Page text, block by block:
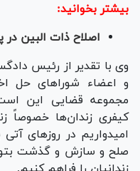
بیشتر بخوانید:
اصلاح ذات البین در
وی با تقدیر از رئیس
و اعضاء شورا‌های حل
مجموعه قضایی این
کیفری زندان‌ها خصوصاً
امیدواریم در روز‌های
صلح و سازش و گذشت